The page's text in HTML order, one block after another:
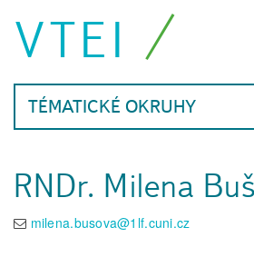
VTEI
TÉMATICKÉ OKRUHY
RNDr. Milena
milena.busova@1lf.cuni.cz